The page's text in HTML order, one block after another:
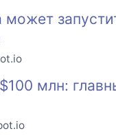
млн: